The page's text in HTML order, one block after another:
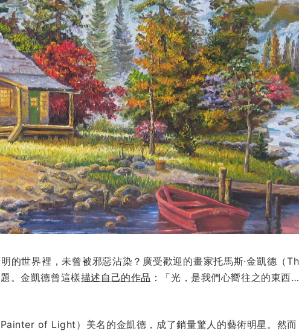
的世界裡，未曾被邪惡沾染？廣受歡迎的畫家托馬斯·金凱德（
。金凱德曾這樣描述自己的作品 ：「光，是我們心嚮往之的東
of Light）美名的金凱德，成了銷量驚人的藝術明星。然